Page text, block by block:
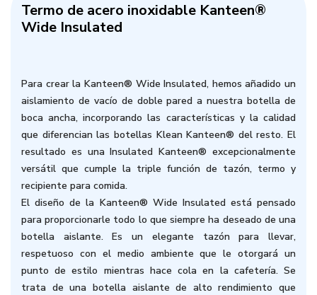
Termo de acero inoxidable Kanteen®
Wide Insulated
Para crear la Kanteen® Wide Insulated, hemos añadido un
aislamiento de vacío de doble pared a nuestra botella de
boca ancha, incorporando las características y la calidad
que diferencian las botellas Klean Kanteen® del resto. El
resultado es una Insulated Kanteen® excepcionalmente
versátil que cumple la triple función de tazón, termo y
recipiente para comida.
El diseño de la Kanteen® Wide Insulated está pensado
para proporcionarle todo lo que siempre ha deseado de una
botella aislante. Es un elegante tazón para llevar,
respetuoso con el medio ambiente que le otorgará un
punto de estilo mientras hace cola en la cafetería. Se
trata de una botella aislante de alto rendimiento que